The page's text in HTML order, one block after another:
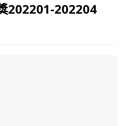
202201-202204